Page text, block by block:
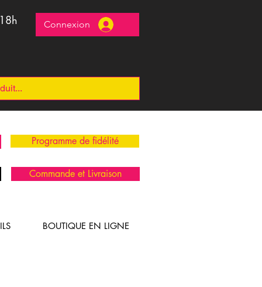
Connexion
Programme de fidélité
Commande et Livraison
BOUTIQUE EN LIGNE